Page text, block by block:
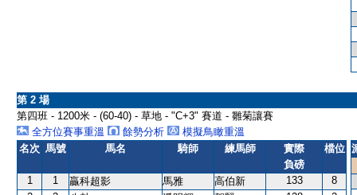
第 2 場
第四班 - 1200米 - (60-40) - 草地 - "C+3" 賽道 - 雛菊讓賽
全方位賽事重溫
餘勢分析
模擬鳥瞰重溫
名次 馬號 馬名 騎師 練馬師
實際
負磅
檔位
1 1 贏科超影 馬雅 高伯新 133
8